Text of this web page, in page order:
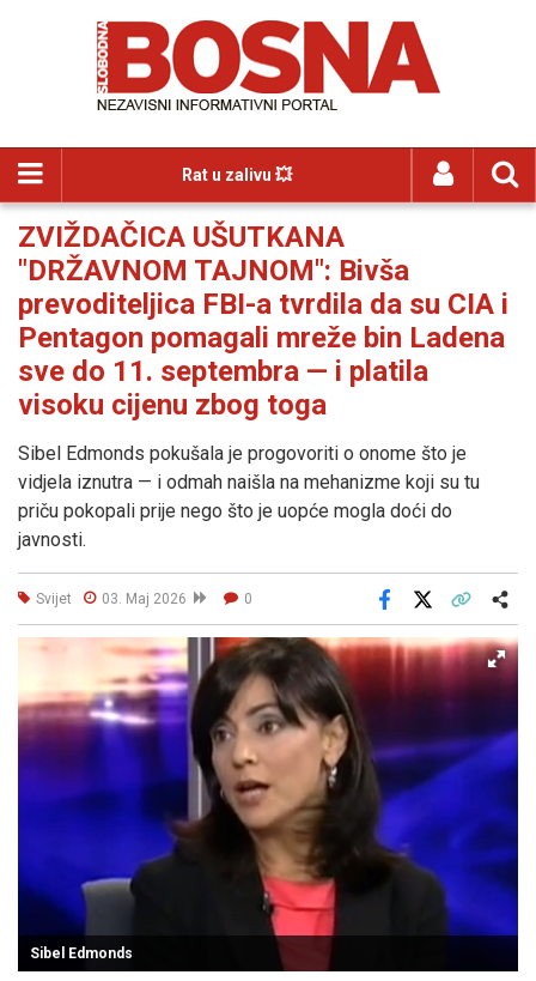
Rat u zalivu 💥
ZVIŽDAČICA UŠUTKANA
"DRŽAVNOM TAJNOM": Bivša
prevoditeljica FBI-a tvrdila da su CIA i
Pentagon pomagali mreže bin Ladena
sve do 11. septembra — i platila
visoku cijenu zbog toga
Sibel Edmonds pokušala je progovoriti o onome što je
vidjela iznutra — i odmah naišla na mehanizme koji su tu
priču pokopali prije nego što je uopće mogla doći do
javnosti.
Svijet 03. Maj 2026 0
Facebook
Sibel Edmonds